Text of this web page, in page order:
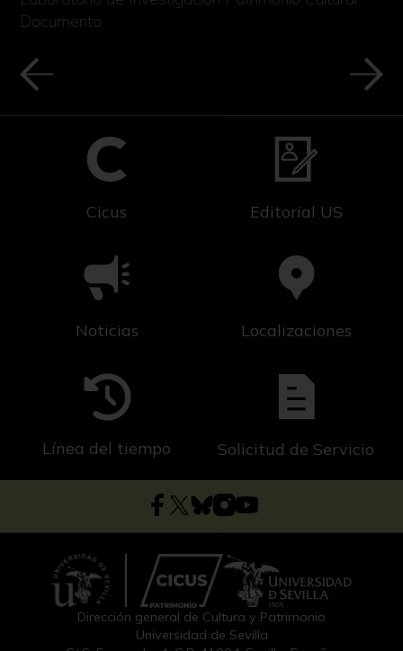
Documento
Cicus Editorial US
Noticias Localizaciones
Línea del tiempo Solicitud de Servicio
Dirección general de Cultura y Patrimonio
Universidad de Sevilla